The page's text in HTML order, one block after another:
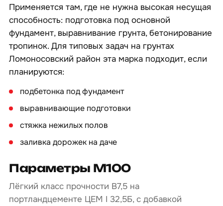
Применяется там, где не нужна высокая несущая
способность: подготовка под основной
фундамент, выравнивание грунта, бетонирование
тропинок. Для типовых задач на грунтах
Ломоносовский район эта марка подходит, если
планируются:
подбетонка под фундамент
выравнивающие подготовки
стяжка нежилых полов
заливка дорожек на даче
Параметры М100
Лёгкий класс прочности B7,5 на
портландцементе ЦЕМ I 32,5Б, с добавкой